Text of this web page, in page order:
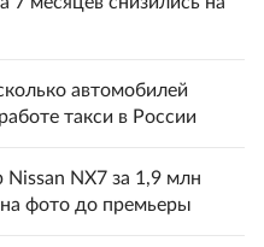
автомобилей
такси в России
Nissan NX7 за 1,9 млн
фото до премьеры